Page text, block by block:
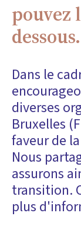
pouvez
dessous.
Dans le
diverses
Bruxelles
faveur de
Nous
assurons
transition.
plus